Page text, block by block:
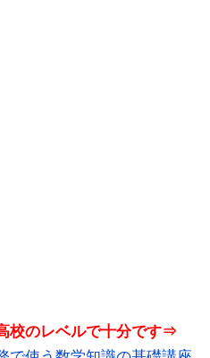
校のレベルで十分です⇒